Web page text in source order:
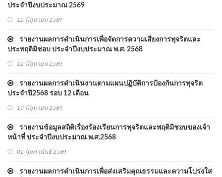
ประจำปีงบประมาณ 2569
12 มิถุนายน 2569
รายงานผลการดำเนินการเพื่อจัดการความเสี่ยงการทุจริตและ
ประพฤติมิชอบ ประจำปีงบประมาณ พ.ศ. 2568
12 มิถุนายน 2569
รายงานผลการดำเนินงานตามแผนปฏิบัติการป้องกันการทุจริต
ประจำปี2568 รอบ 12 เดือน
10 มิถุนายน 2569
รายงานข้อมูลสถิติเรื่องร้องเรียนการทุจริตและพฤติมิชอบของเจ้า
หน้าที่ ประจำปีงบประมาณ พ.ศ.2568
02 กุมภาพันธ์ 2569
รายงานผลการดำเนินการเพื่อส่งเสริมคุณธรรมและความโปร่งใส